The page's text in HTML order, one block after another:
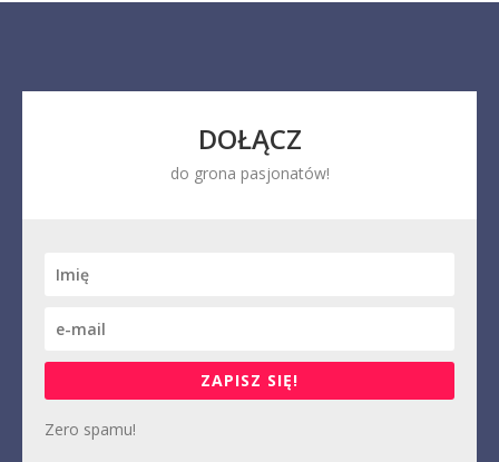
DOŁĄCZ
do grona pasjonatów!
ZAPISZ SIĘ!
Zero spamu!